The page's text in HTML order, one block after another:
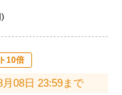
)
10倍
08日 23:59まで